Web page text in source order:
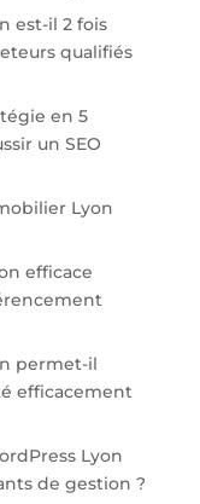
est-il 2 fois
qualifiés
en 5
un SEO
Lyon
efficace
permet-il
efficacement
Lyon
de gestion ?